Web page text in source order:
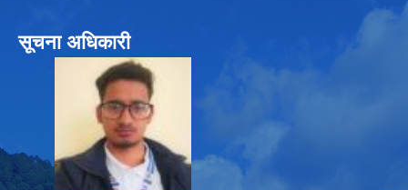
सूचना अधिकारी